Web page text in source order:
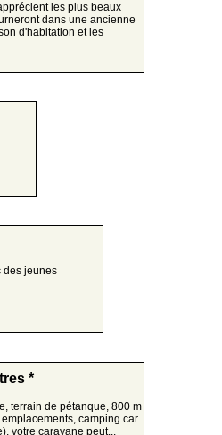
les plus beaux
dans une ancienne
d'habitation et les
des jeunes
*
terrain de pétanque, 800 m
camping car
votre caravane peut...